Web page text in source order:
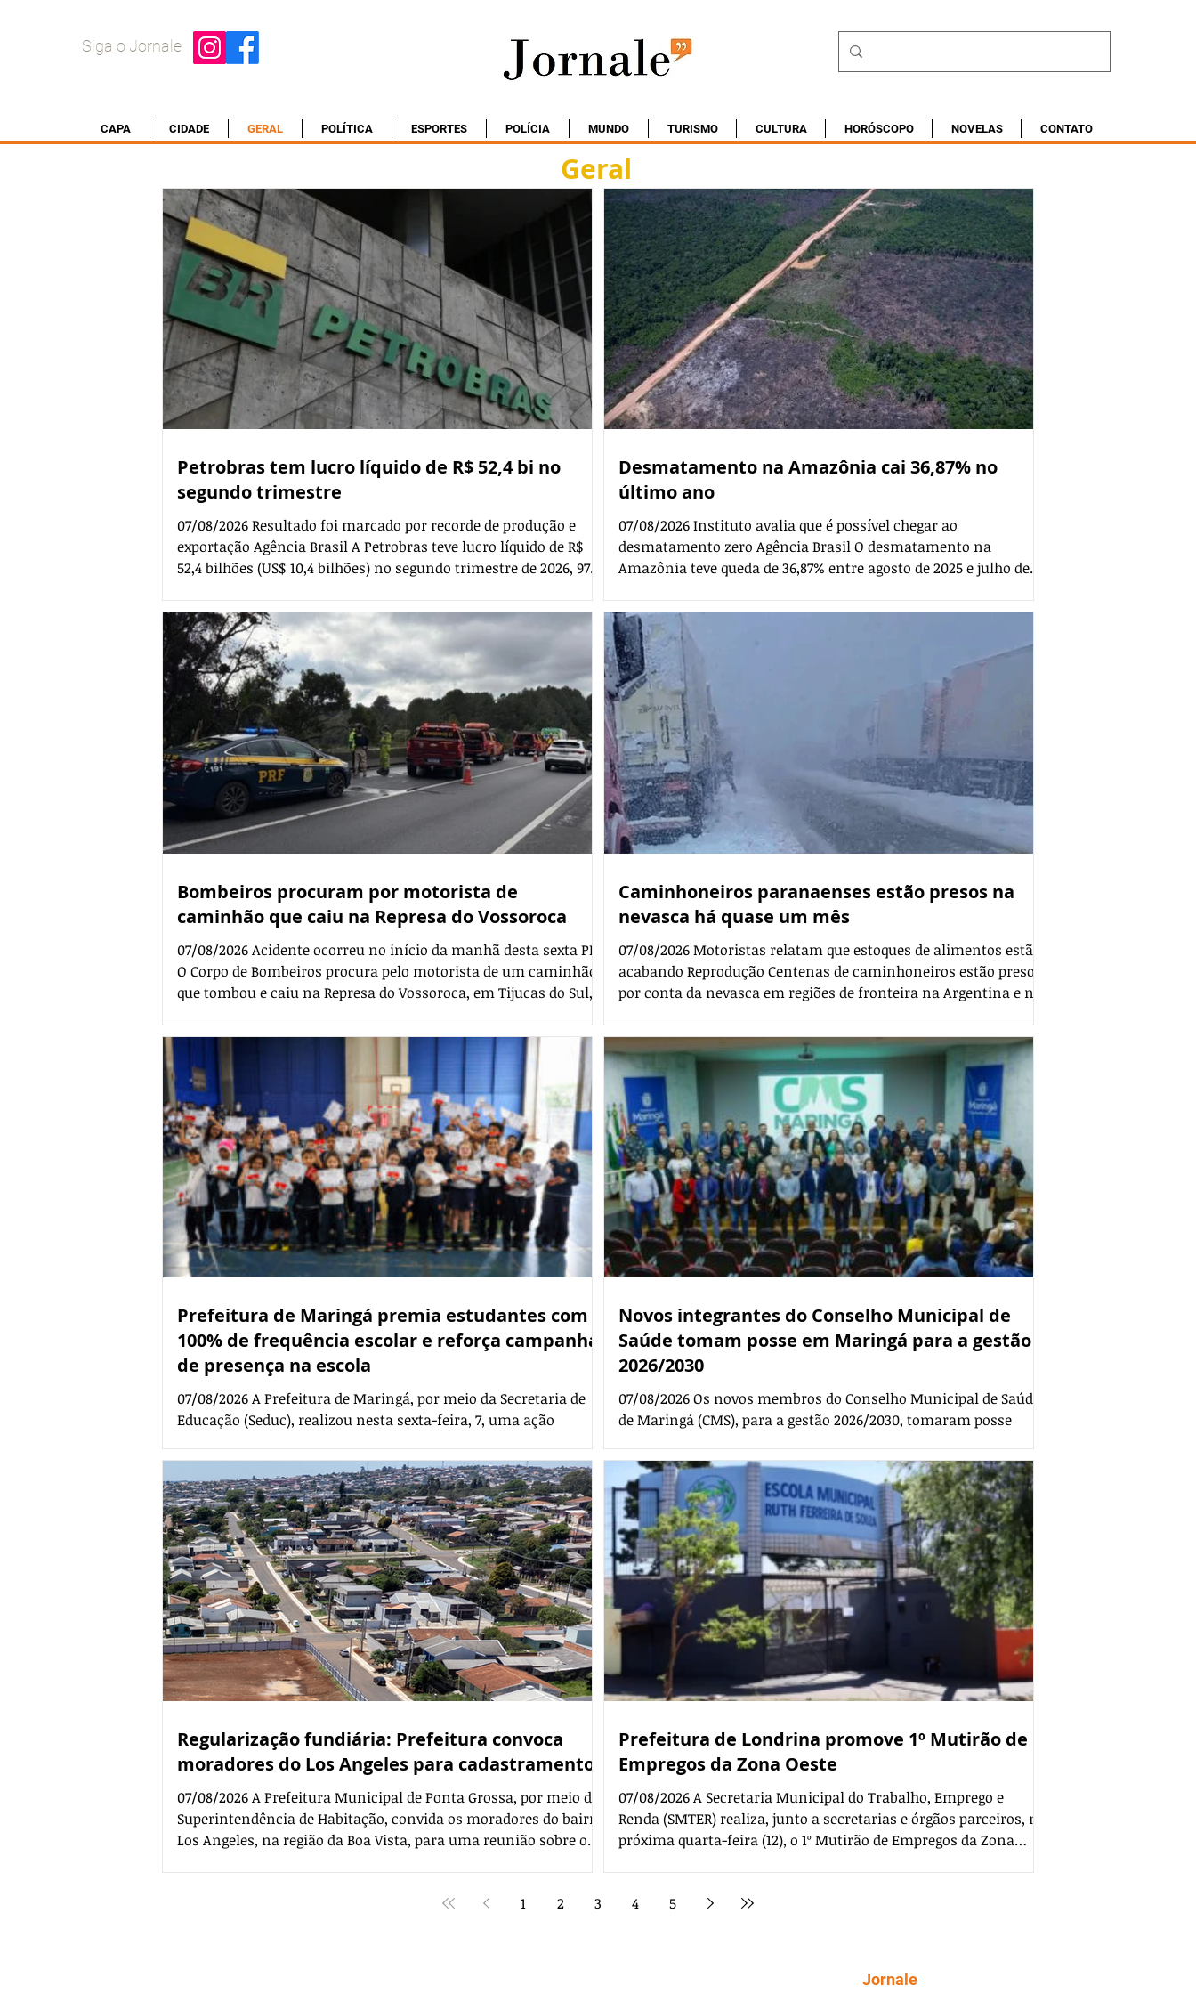
Siga o Jornale
CAPA CIDADE GERAL POLÍTICA ESPORTES POLÍCIA MUNDO TURISMO CULTURA HORÓSCOPO NOVELAS CONTATO
Geral
Petrobras tem lucro líquido de R$ 52,4 bi no
segundo trimestre
07/08/2026 Resultado foi marcado por recorde de produção e
exportação Agência Brasil A Petrobras teve lucro líquido de R$
52,4 bilhões (US$ 10,4 bilhões) no segundo trimestre de 2026, 97%
dos maiores resultados trimestrais da série histórica. Segundo a
empresa, o resultado foi marcado por recordes na produção de
óleo, que atingiu 2,7 milhões de barris por dia; ao fator de
utilização do parque de refino de 101%; e cres
Desmatamento na Amazônia cai 36,87% no
último ano
07/08/2026 Instituto avalia que é possível chegar ao
desmatamento zero Agência Brasil O desmatamento na
Amazônia teve queda de 36,87% entre agosto de 2025 e julho de
desde 2016, quando iniciou a série histórica. Na medição do
período anterior, a área sob alerta na região foi de 4.495 km². O
tamanho da área sob alerta é 55,6% inferior à média dos
Bombeiros procuram por motorista de
caminhão que caiu na Represa do Vossoroca
07/08/2026 Acidente ocorreu no início da manhã desta sexta PRF
O Corpo de Bombeiros procura pelo motorista de um caminhão
que tombou e caiu na Represa do Vossoroca, em Tijucas do Sul,
no sentido Santa Catarina da rodovia quando houve o acidente,
no quilômetro 652, nas primeiras horas desta sexta-feira (7).
Inicialmente, a Polícia Rodoviária Federal (PRF) fez o
atendimento da ocorrência e não localizou o condutor
Caminhoneiros paranaenses estão presos na
nevasca há quase um mês
07/08/2026 Motoristas relatam que estoques de alimentos estão
acabando Reprodução Centenas de caminhoneiros estão presos
por conta da nevasca em regiões de fronteira na Argentina e no
motoristas paranaenses, retidos na região da Cordilheira dos
Andes, relatam que os estoques de mantimentos estão no fim e
que as datas para a reabertura das pistas são adiadas
constantemente pelas autoridades locais. Veja o vídeo ab
Prefeitura de Maringá premia estudantes com
100% de frequência escolar e reforça campanha
de presença na escola
07/08/2026 A Prefeitura de Maringá, por meio da Secretaria de
Educação (Seduc), realizou nesta sexta-feira, 7, uma ação
escolar na Escola Municipal Silvino Fernandes Dias. Durante o
evento, mais de 40 estudantes que alcançaram 100% de
frequência no primeiro trimestre foram premiados. A iniciativa
integra a campanha ‘Fora da Escola Não Pode’, que defende o
direito de toda criança e adolescente de 4 a 17 anos estar n
Novos integrantes do Conselho Municipal de
Saúde tomam posse em Maringá para a gestão
2026/2030
07/08/2026 Os novos membros do Conselho Municipal de Saúde
de Maringá (CMS), para a gestão 2026/2030, tomaram posse
Moreira, no Paço Municipal. Na oportunidade, 32 conselheiros e
32 suplentes eleitos assinaram o termo de posse, formalizando
o início do mandato. O Conselho Municipal de Saúde reúne
representantes da sociedade civil e do poder público para
discussão e deliberação de políticas públicas, fortalecendo
Regularização fundiária: Prefeitura convoca
moradores do Los Angeles para cadastramento
07/08/2026 A Prefeitura Municipal de Ponta Grossa, por meio da
Superintendência de Habitação, convida os moradores do bairro
Los Angeles, na região da Boa Vista, para uma reunião sobre o
encontro acontece no dia 13 de agosto, às 18h30, na Escola
Prefeitura de Londrina promove 1º Mutirão de
Empregos da Zona Oeste
07/08/2026 A Secretaria Municipal do Trabalho, Emprego e
Renda (SMTER) realiza, junto a secretarias e órgãos parceiros, na
próxima quarta-feira (12), o 1º Mutirão de Empregos da Zona
com entrada pela rua Rita Cajola, s/n. Até o momento, oito
1 2 3 4 5
Jornale